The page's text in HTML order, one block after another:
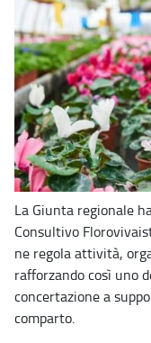
La Giunta regionale
Consultivo
ne regola attività,
rafforzando così uno
concertazione a
comparto.